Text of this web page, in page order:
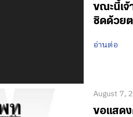
ขณะนี้เ
ชิดด้วยต
อ่านต่อ
August 7,
ขอแสด